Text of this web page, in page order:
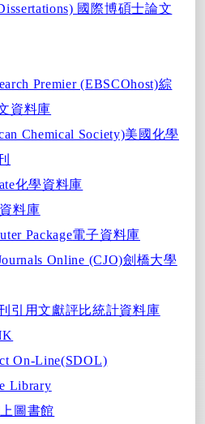
國際博碩士論文
Premier (EBSCOhost)綜
資料庫
Chemical Society)美國化學
化學資料庫
料庫
Package電子資料庫
Online (CJO)劍橋大學
引用文獻評比統計資料庫
On-Line(SDOL)
Library
圖書館